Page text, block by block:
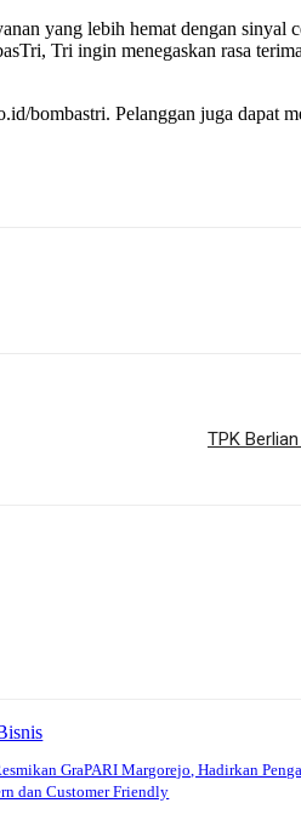
yang lebih hemat dengan
Tri ingin menegaskan rasa
bombastri. Pelanggan juga
TPK
GraPARI Margorejo, Hadirkan
dan Customer Friendly